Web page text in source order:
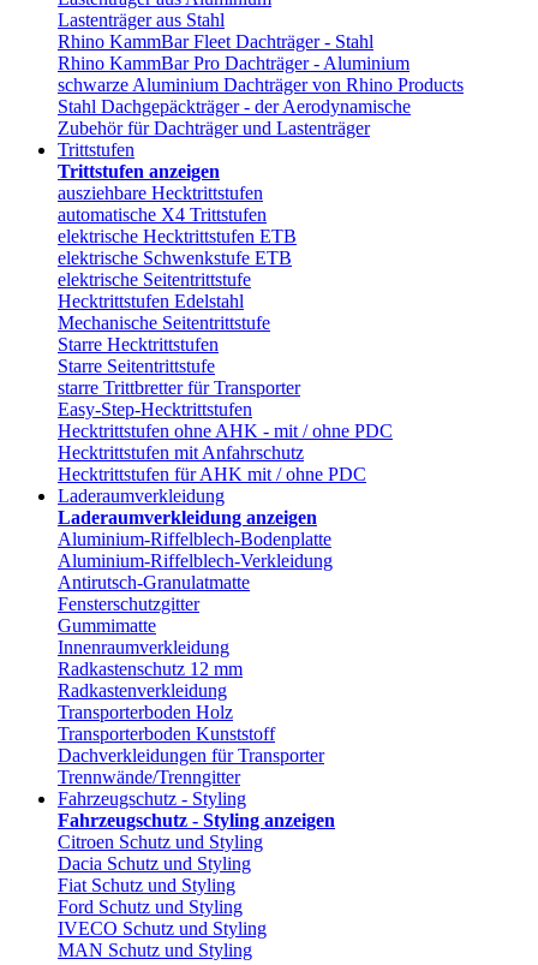
Lastenträger aus Stahl
Rhino KammBar Fleet Dachträger - Stahl
Rhino KammBar Pro Dachträger - Aluminium
schwarze Aluminium Dachträger von Rhino Products
Stahl Dachgepäckträger - der Aerodynamische
Zubehör für Dachträger und Lastenträger
Trittstufen
Trittstufen anzeigen
ausziehbare Hecktrittstufen
automatische X4 Trittstufen
elektrische Hecktrittstufen ETB
elektrische Schwenkstufe ETB
elektrische Seitentrittstufe
Hecktrittstufen Edelstahl
Mechanische Seitentrittstufe
Starre Hecktrittstufen
Starre Seitentrittstufe
starre Trittbretter für Transporter
Easy-Step-Hecktrittstufen
Hecktrittstufen ohne AHK - mit / ohne PDC
Hecktrittstufen mit Anfahrschutz
Hecktrittstufen für AHK mit / ohne PDC
Laderaumverkleidung
Laderaumverkleidung anzeigen
Aluminium-Riffelblech-Bodenplatte
Aluminium-Riffelblech-Verkleidung
Antirutsch-Granulatmatte
Fensterschutzgitter
Gummimatte
Innenraumverkleidung
Radkastenschutz 12 mm
Radkastenverkleidung
Transporterboden Holz
Transporterboden Kunststoff
Dachverkleidungen für Transporter
Trennwände/Trenngitter
Fahrzeugschutz - Styling
Fahrzeugschutz - Styling anzeigen
Citroen Schutz und Styling
Dacia Schutz und Styling
Fiat Schutz und Styling
Ford Schutz und Styling
IVECO Schutz und Styling
MAN Schutz und Styling